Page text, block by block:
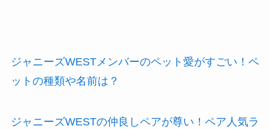
ジャニーズWESTメンバーのペット愛がすごい！ペ
ットの種類や名前は？
ジャニーズWESTの仲良しペアが尊い！ペア人気ラ